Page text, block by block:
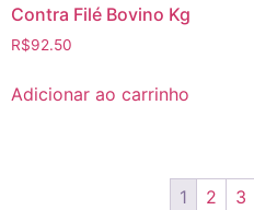
Contra Filé Bovino Kg
R$92.50
Adicionar ao carrinho
1 2 3